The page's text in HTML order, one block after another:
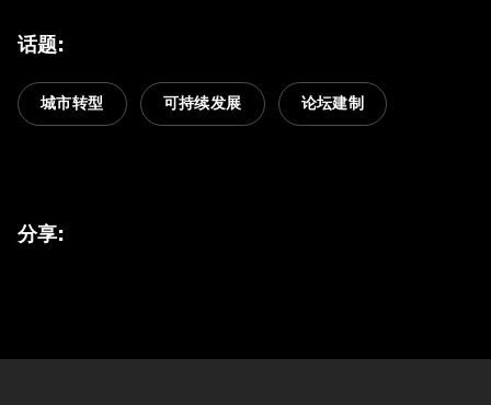
话题:
城市转型 可持续发展 论坛建制
分享: